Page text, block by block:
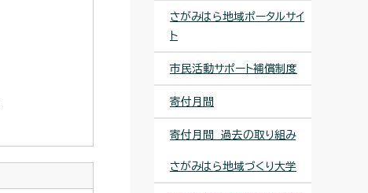
さがみはら地域ポータルサイ
ト
市民活動サポート補償制度
寄付月間
寄付月間 過去の取り組み
さがみはら地域づくり大学